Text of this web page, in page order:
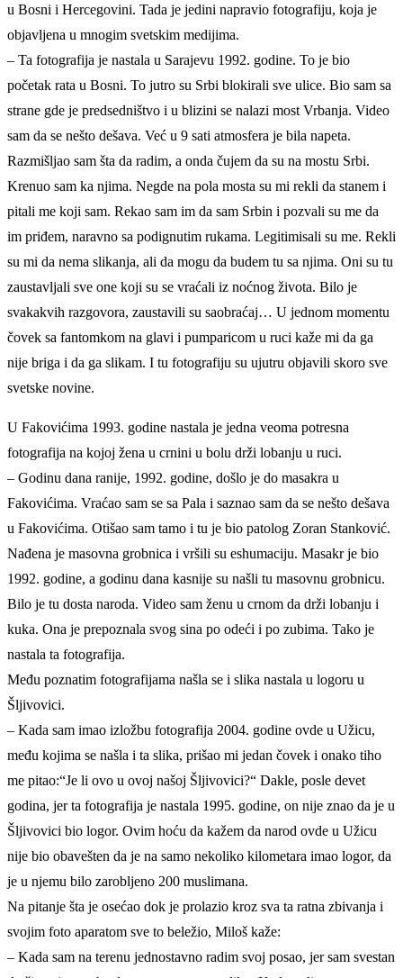
u Bosni i Hercegovini. Tada je jedini napravio fotografiju, koja je
objavljena u mnogim svetskim medijima.
– Ta fotografija je nastala u Sarajevu 1992. godine. To je bio
početak rata u Bosni. To jutro su Srbi blokirali sve ulice. Bio sam sa
strane gde je predsedništvo i u blizini se nalazi most Vrbanja. Video
sam da se nešto dešava. Već u 9 sati atmosfera je bila napeta.
Razmišljao sam šta da radim, a onda čujem da su na mostu Srbi.
Krenuo sam ka njima. Negde na pola mosta su mi rekli da stanem i
pitali me koji sam. Rekao sam im da sam Srbin i pozvali su me da
im priđem, naravno sa podignutim rukama. Legitimisali su me. Rekli
su mi da nema slikanja, ali da mogu da budem tu sa njima. Oni su tu
zaustavljali sve one koji su se vraćali iz noćnog života. Bilo je
svakakvih razgovora, zaustavili su saobraćaj… U jednom momentu
čovek sa fantomkom na glavi i pumparicom u ruci kaže mi da ga
nije briga i da ga slikam. I tu fotografiju su ujutru objavili skoro sve
svetske novine.
U Fakovićima 1993. godine nastala je jedna veoma potresna
fotografija na kojoj žena u crnini u bolu drži lobanju u ruci.
– Godinu dana ranije, 1992. godine, došlo je do masakra u
Fakovićima. Vraćao sam se sa Pala i saznao sam da se nešto dešava
u Fakovićima. Otišao sam tamo i tu je bio patolog Zoran Stanković.
Nađena je masovna grobnica i vršili su eshumaciju. Masakr je bio
1992. godine, a godinu dana kasnije su našli tu masovnu grobnicu.
Bilo je tu dosta naroda. Video sam ženu u crnom da drži lobanju i
kuka. Ona je prepoznala svog sina po odeći i po zubima. Tako je
nastala ta fotografija.
Među poznatim fotografijama našla se i slika nastala u logoru u
Šljivovici.
– Kada sam imao izložbu fotografija 2004. godine ovde u Užicu,
među kojima se našla i ta slika, prišao mi jedan čovek i onako tiho
me pitao:“Je li ovo u ovoj našoj Šljivovici?“ Dakle, posle devet
godina, jer ta fotografija je nastala 1995. godine, on nije znao da je u
Šljivovici bio logor. Ovim hoću da kažem da narod ovde u Užicu
nije bio obavešten da je na samo nekoliko kilometara imao logor, da
je u njemu bilo zarobljeno 200 muslimana.
Na pitanje šta je osećao dok je prolazio kroz sva ta ratna zbivanja i
svojim foto aparatom sve to beležio, Miloš kaže:
– Kada sam na terenu jednostavno radim svoj posao, jer sam svestan